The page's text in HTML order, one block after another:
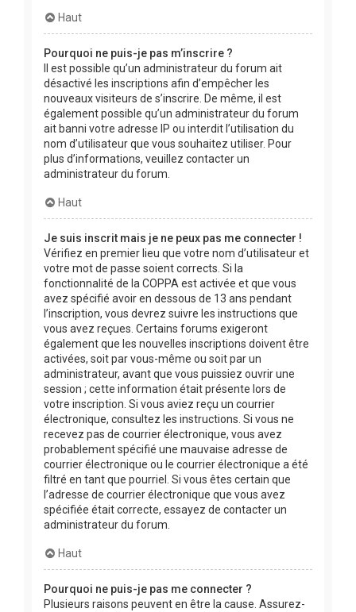
Haut
Pourquoi ne puis-je pas m’inscrire ?
Il est possible qu’un administrateur du forum ait
désactivé les inscriptions afin d’empêcher les
nouveaux visiteurs de s’inscrire. De même, il est
également possible qu’un administrateur du forum
ait banni votre adresse IP ou interdit l’utilisation du
nom d’utilisateur que vous souhaitez utiliser. Pour
plus d’informations, veuillez contacter un
administrateur du forum.
Haut
Je suis inscrit mais je ne peux pas me connecter !
Vérifiez en premier lieu que votre nom d’utilisateur et
votre mot de passe soient corrects. Si la
fonctionnalité de la COPPA est activée et que vous
avez spécifié avoir en dessous de 13 ans pendant
l’inscription, vous devrez suivre les instructions que
vous avez reçues. Certains forums exigeront
également que les nouvelles inscriptions doivent être
activées, soit par vous-même ou soit par un
administrateur, avant que vous puissiez ouvrir une
session ; cette information était présente lors de
votre inscription. Si vous aviez reçu un courrier
électronique, consultez les instructions. Si vous ne
recevez pas de courrier électronique, vous avez
probablement spécifié une mauvaise adresse de
courrier électronique ou le courrier électronique a été
filtré en tant que pourriel. Si vous êtes certain que
l’adresse de courrier électronique que vous avez
spécifiée était correcte, essayez de contacter un
administrateur du forum.
Haut
Pourquoi ne puis-je pas me connecter ?
Plusieurs raisons peuvent en être la cause. Assurez-